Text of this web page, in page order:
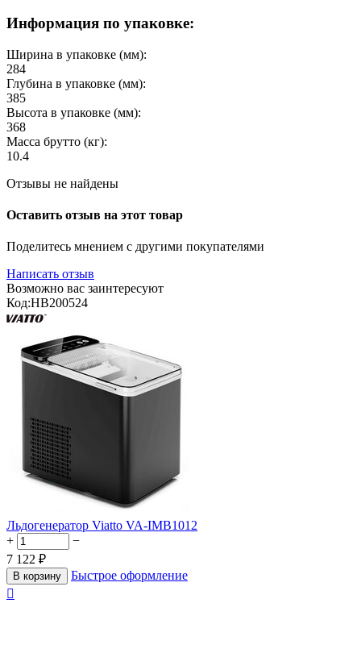
Информация по упаковке:
Ширина в упаковке (мм):
284
Глубина в упаковке (мм):
385
Высота в упаковке (мм):
368
Масса брутто (кг):
10.4
Отзывы не найдены
Оставить отзыв на этот товар
Поделитесь мнением с другими покупателями
Написать отзыв
Возможно вас заинтересуют
Код:HB200524
Льдогенератор Viatto VA-IMB1012
+
−
7 122 ₽
В корзину
Быстрое оформление
